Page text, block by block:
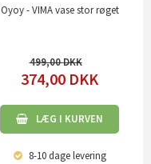
Oyoy - VIMA vase stor røget
499,00
374,00 DKK
LÆG I KURVEN
8-10 dagelevering